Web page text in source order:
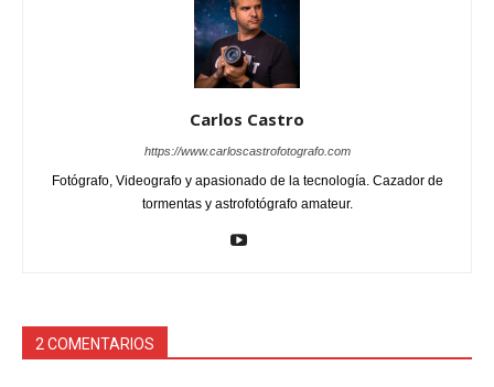
Carlos Castro
https://www.carloscastrofotografo.com
Fotógrafo, Videografo y apasionado de la tecnología. Cazador de
tormentas y astrofotógrafo amateur.
2 COMENTARIOS